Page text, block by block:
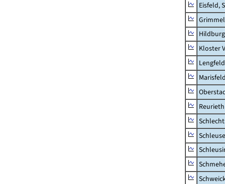
Eisfeld,
Kloster
Lengfeld
Reurieth